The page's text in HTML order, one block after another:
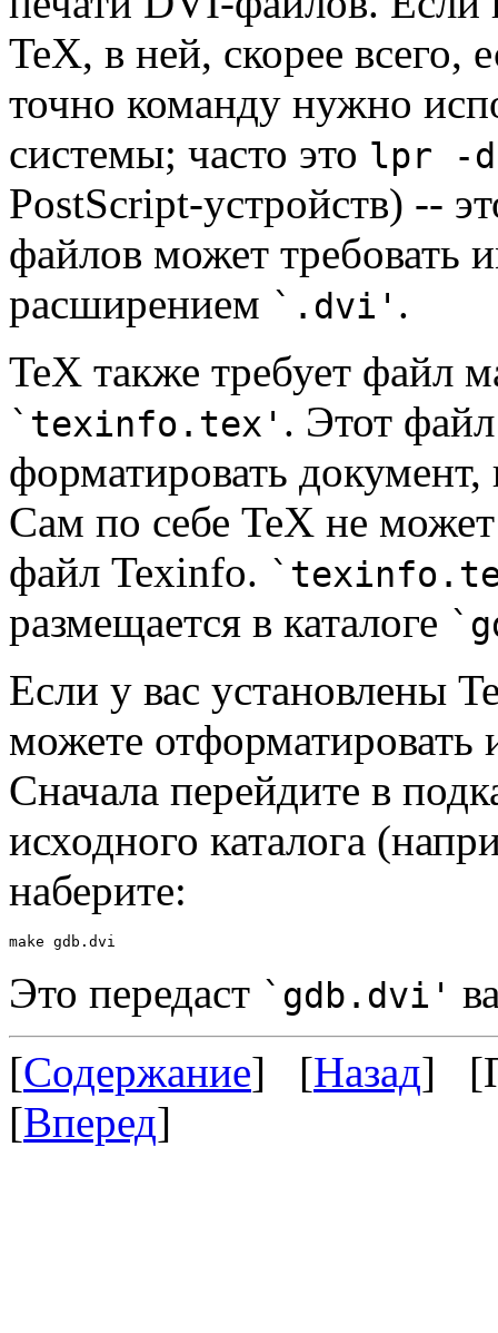
TeX, в ней, скорее всего,
точно команду нужно
системы; часто это lpr -d
PostScript-устройств) --
файлов может требовать
расширением `.dvi' .
TeX также требует файл
`texinfo.tex' . Этот
форматировать
Сам по себе TeX не
файл Texinfo.
размещается в каталоге
Если у вас установлены
можете отформатировать
Сначала перейдите в
исходного каталога
наберите:
Это передаст `gdb.dvi'
[Содержание] [Назад] [
[Вперед]